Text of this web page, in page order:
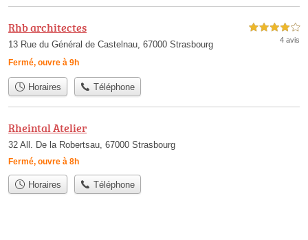
Rhb architectes
13 Rue du Général de Castelnau, 67000 Strasbourg
Fermé, ouvre à 9h
4,0 étoiles sur 5
4 avis
Horaires Téléphone
Rheintal Atelier
32 All. De la Robertsau, 67000 Strasbourg
Fermé, ouvre à 8h
Horaires Téléphone